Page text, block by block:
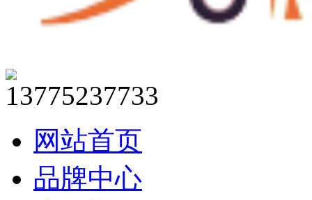
13775237733
网站首页
品牌中心